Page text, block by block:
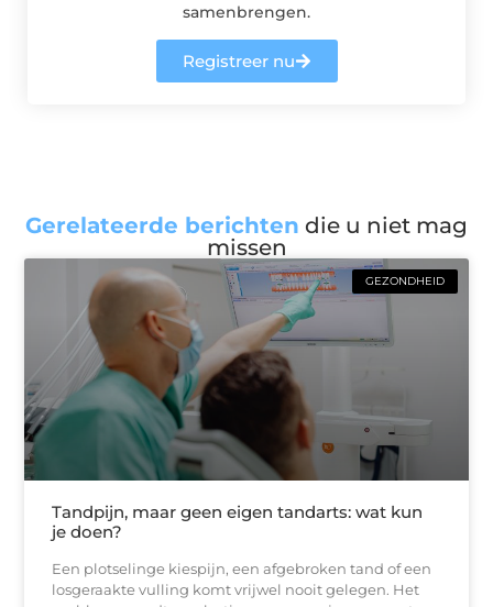
samenbrengen.
Registreer nu
Gerelateerde berichten die u niet mag
missen
GEZONDHEID
Tandpijn, maar geen eigen tandarts: wat kun
je doen?
Een plotselinge kiespijn, een afgebroken tand of een
losgeraakte vulling komt vrijwel nooit gelegen. Het